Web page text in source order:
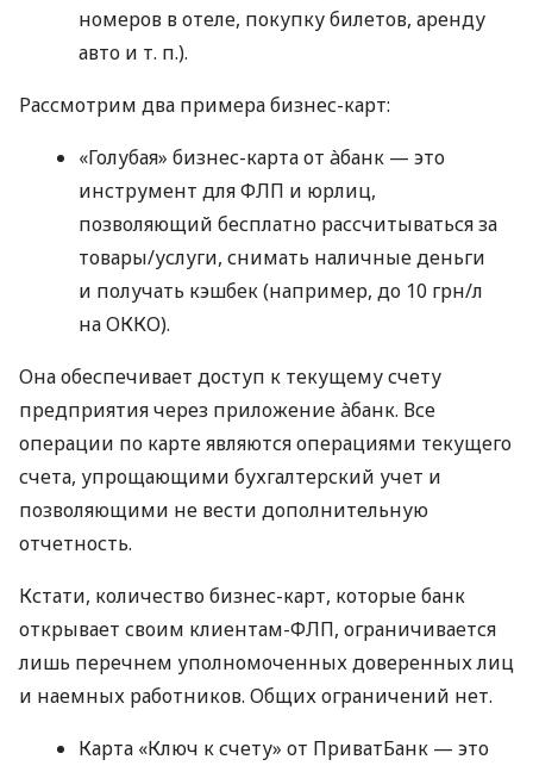
номеров в отеле, покупку билетов, аренду
авто и т. п.).
Рассмотрим два примера бизнес-карт:
«Голубая» бизнес-карта от àбанк — это
инструмент для ФЛП и юрлиц,
позволяющий бесплатно рассчитываться за
товары/услуги, снимать наличные деньги
и получать кэшбек (например, до 10 грн/л
на ОККО).
Она обеспечивает доступ к текущему счету
предприятия через приложение àбанк. Все
операции по карте являются операциями текущего
счета, упрощающими бухгалтерский учет и
позволяющими не вести дополнительную
отчетность.
Кстати, количество бизнес-карт, которые банк
открывает своим клиентам-ФЛП, ограничивается
лишь перечнем уполномоченных доверенных лиц
и наемных работников. Общих ограничений нет.
Карта «Ключ к счету» от ПриватБанк — это